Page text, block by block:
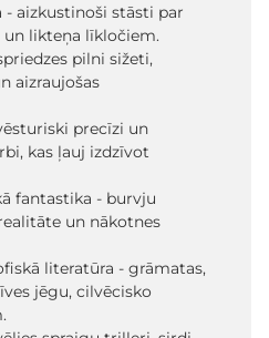
aizkustinoši stāsti par
likteņa līkločiem.
pilni sižeti,
aizraujošas
precīzi un
kas ļauj izdzīvot
fantastika - burvju
un nākotnes
literatūra - grāmatas,
jēgu, cilvēcisko